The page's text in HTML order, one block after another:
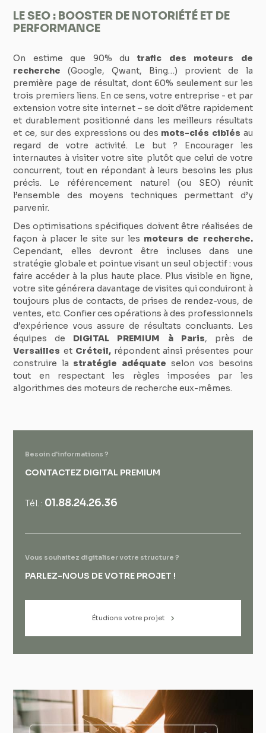
LE SEO : BOOSTER DE NOTORIÉTÉ ET DE
PERFORMANCE
On estime que 90% du trafic des moteurs de
recherche (Google, Qwant, Bing…) provient de la
première page de résultat, dont 60% seulement sur les
trois premiers liens. En ce sens, votre entreprise - et par
extension votre site internet – se doit d’être rapidement
et durablement positionné dans les meilleurs résultats
et ce, sur des expressions ou des mots-clés ciblés au
regard de votre activité. Le but ? Encourager les
internautes à visiter votre site plutôt que celui de votre
concurrent, tout en répondant à leurs besoins les plus
précis. Le référencement naturel (ou SEO) réunit
l’ensemble des moyens techniques permettant d’y
parvenir.
Des optimisations spécifiques doivent être réalisées de
façon à placer le site sur les moteurs de recherche.
Cependant, elles devront être incluses dans une
stratégie globale et pointue visant un seul objectif : vous
faire accéder à la plus haute place. Plus visible en ligne,
votre site générera davantage de visites qui conduiront à
toujours plus de contacts, de prises de rendez-vous, de
ventes, etc. Confier ces opérations à des professionnels
d’expérience vous assure de résultats concluants. Les
équipes de DIGITAL PREMIUM à Paris, près de
Versailles et Créteil, répondent ainsi présentes pour
construire la stratégie adéquate selon vos besoins
tout en respectant les règles imposées par les
algorithmes des moteurs de recherche eux-mêmes.
Besoin d'informations ?
CONTACTEZ DIGITAL PREMIUM
Tél. : 01.88.24.26.36
Vous souhaitez digitaliser votre structure ?
PARLEZ-NOUS DE VOTRE PROJET !
Étudions votre projet